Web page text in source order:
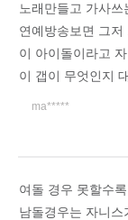
노래만들고 가사
연예방송보면 그
이 아이돌이라고
이 갭이 무엇인지
ma*****
여돌 경우 못할수
남돌경우는 자니